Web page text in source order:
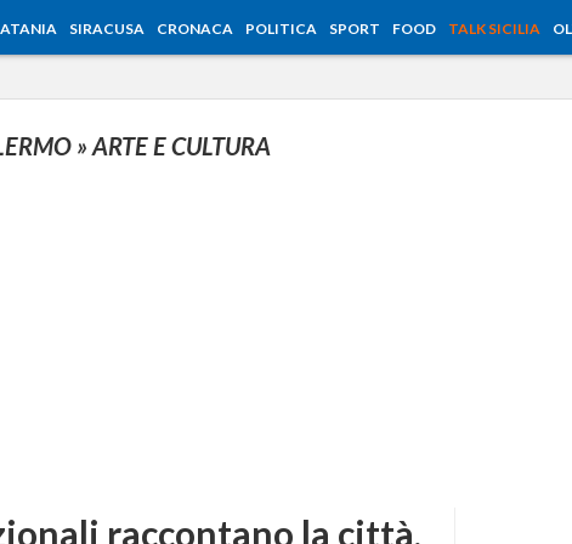
SIRACUSA CRONACA POLITICA SPORT FOOD TALK SICILIA
» ARTE E CULTURA
raccontano la città,